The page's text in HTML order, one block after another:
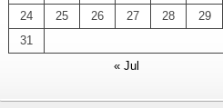
24
25 26 27 28 29
31
« Jul